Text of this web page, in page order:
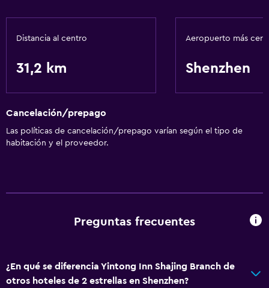
Traslado aeropuerto
Accesibilidad y adecuación
Secador de pelo
Servicios de lavandería/tintorería
Servicios y facilidades
Distancia al centro
31,2 km
Aeropuerto más
Shenzhen
Cancelación/prepago
Las políticas de cancelación/prepago varían según el tipo de
habitación y el proveedor.
Preguntas frecuentes
¿En qué se diferencia Yintong Inn Shajing Branch de
otros hoteles de 2 estrellas en Shenzhen?